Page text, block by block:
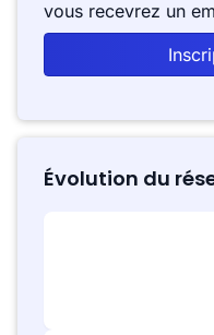
vous recevrez un
Évolution du